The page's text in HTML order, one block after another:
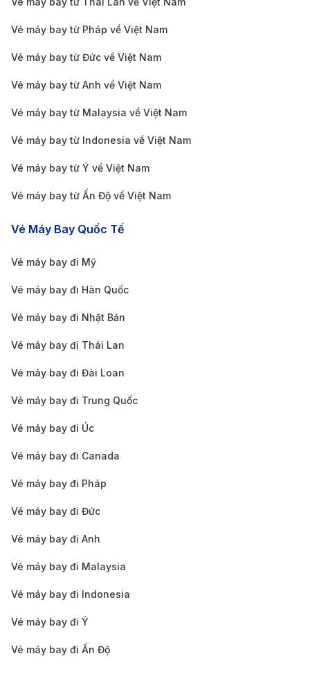
Mùa du lịch: Mùa cao điểm du lịch hoặc dịp lễ, Tết
thường khiến giá vé tăng do nhu cầu lớn.
Hãng hàng không
: Mỗi hãng có chính sách giá
Hành trình bay: Các chuyến bay quá cảnh nhiều
chặng có thể rẻ hơn so với chuyến bay ít điểm
Loại vé và hạng ghế
hạng phổ thông linh hoạt có giá cao hơn vé hạng
phổ thông tiết kiệm.
giúp vé rẻ hơn.
Thời gian khởi hành
hoặc đêm khuya thường có giá thấp hơn giờ cao
máy bay từ Đà Lạt đi St. Louis với giá tốt nhất.
Cách săn vé máy bay từ Đà Lạt đi
St. Louis - Lambert giá rẻ
Đặt vé sớm: Mua vé trước 2 – 3 tháng giúp có
nhiều lựa chọn giá tốt hơn.
hoặc giữa tuần giúp tiết kiệm chi phí.
Săn khuyến mãi
giá từ hãng bay và
Vé máy bay từ Pháp về Việt Nam
Vé máy bay từ Đức về Việt Nam
Vé máy bay từ Anh về Việt Nam
Vé máy bay từ Malaysia về Việt Nam
Vé máy bay từ Indonesia về Việt Nam
Vé máy bay từ Ý về Việt Nam
Vé máy bay từ Ấn Độ về Việt Nam
Vé Máy Bay Quốc Tế
Vé máy bay đi Mỹ
Vé máy bay đi Hàn Quốc
Vé máy bay đi Nhật Bản
Vé máy bay đi Thái Lan
Vé máy bay đi Đài Loan
Vé máy bay đi Trung Quốc
Vé máy bay đi Úc
Vé máy bay đi Canada
Vé máy bay đi Pháp
Vé máy bay đi Đức
Vé máy bay đi Anh
Vé máy bay đi Malaysia
Vé máy bay đi Indonesia
Vé máy bay đi Ý
Vé máy bay đi Ấn Độ